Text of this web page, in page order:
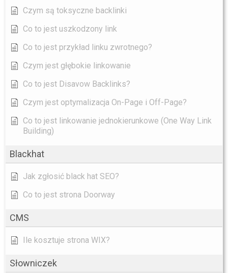
Czym są toksyczne backlinki
Co to jest uszkodzony link
Co to jest przykład linku zwrotnego?
Czym jest głębokie linkowanie
Co to jest Disavow Backlinks?
Czym jest optymalizacja On-Page i Off-Page?
Co to jest linkowanie jednokierunkowe (One Way Link
Building)
Blackhat
Jak zgłosić black hat SEO?
Co to jest strona Doorway
CMS
Ile kosztuje strona WIX?
Słowniczek